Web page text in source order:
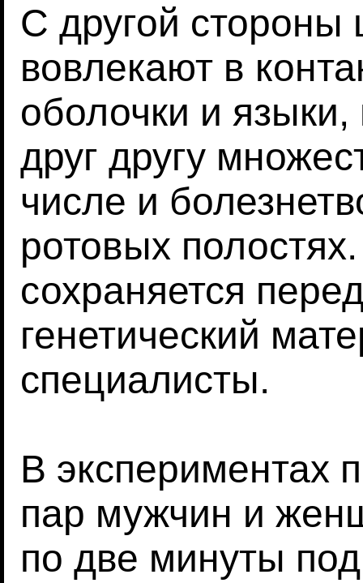
С другой
вовлекают в
оболочки и
друг другу
числе и
ротовых
сохраняется
генетический
специалисты.
В экспериментах
пар мужчин и
по две минуты